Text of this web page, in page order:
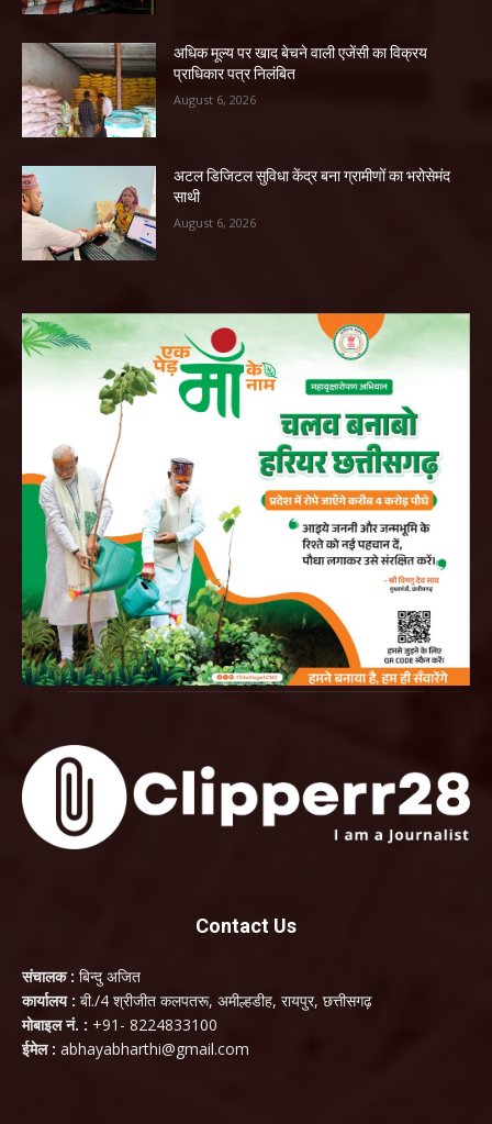
अधिक मूल्य पर खाद बेचने वाली एजेंसी का विक्रय
प्राधिकार पत्र निलंबित
August 6, 2026
अटल डिजिटल सुविधा केंद्र बना ग्रामीणों का भरोसेमंद
साथी
August 6, 2026
Contact Us
संचालक : बिन्दु अजित
कार्यालय : बी./4 श्रीजीत कलपतरू, अमील्हडीह, रायपुर, छत्तीसगढ़
मोबाइल नं. : +91- 8224833100
ईमेल : abhayabharthi@gmail.com